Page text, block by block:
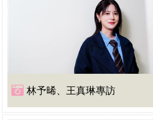
林予晞、王真琳專訪